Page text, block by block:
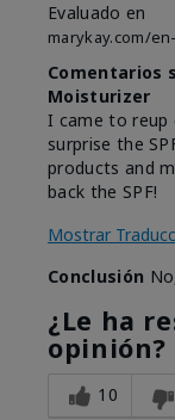
Evaluado en
marykay.com/
Comentarios
Moisturizer
I came to reup
surprise the
products and
back the SPF!
Mostrar
Conclusión
¿Le ha
opinión?
10